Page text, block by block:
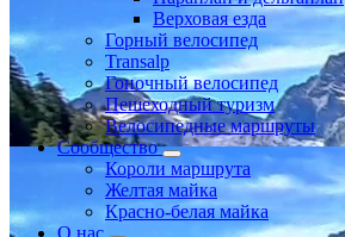
Верховая езда
Горный велосипед
Transalp
Гоночный велосипед
Пешеходный туризм
Велосипедные маршруты
Сообщество
Короли маршрута
Желтая майка
Красно-белая майка
О нас